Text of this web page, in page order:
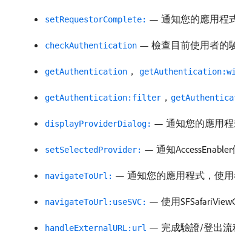
setRequestorComplete: — 通知您的應用程
checkAuthentication — 檢查目前使用者的
getAuthentication ，
getAuthentication:filter ，
displayProviderDialog: — 通知您的應用程
setSelectedProvider: — 通知AccessEnabler
navigateToUrl: — 通知您的應用程式，使用
navigateToUrl:useSVC: — 使用
handleExternalURL:url — 完成驗證/登出流